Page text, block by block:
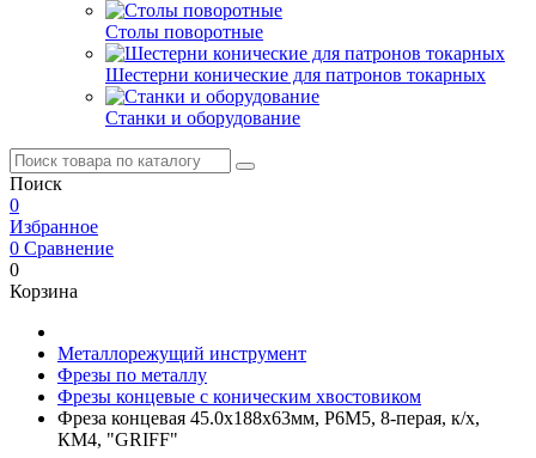
Столы поворотные
Шестерни конические для патронов токарных
Станки и оборудование
Поиск
0
Избранное
0 Сравнение
0
Корзина
Металлорежущий инструмент
Фрезы по металлу
Фрезы концевые с коническим хвостовиком
Фреза концевая 45.0х188х63мм, Р6М5, 8-перая, к/х,
КМ4, "GRIFF"